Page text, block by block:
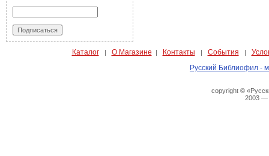
Каталог| О Магазине | Контакты | События |
Русский Библиофил -
copyright ©
2003 —